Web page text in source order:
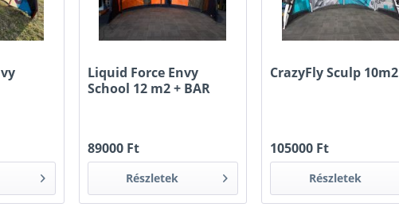
Liquid Force Envy
School 12 m2 + BAR
89000 Ft
Részletek
CrazyFly Sculp 10m2
105000 Ft
Részletek